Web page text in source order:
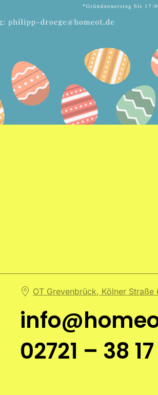
OT Grevenbrück, Kölner
02721 – 38 17